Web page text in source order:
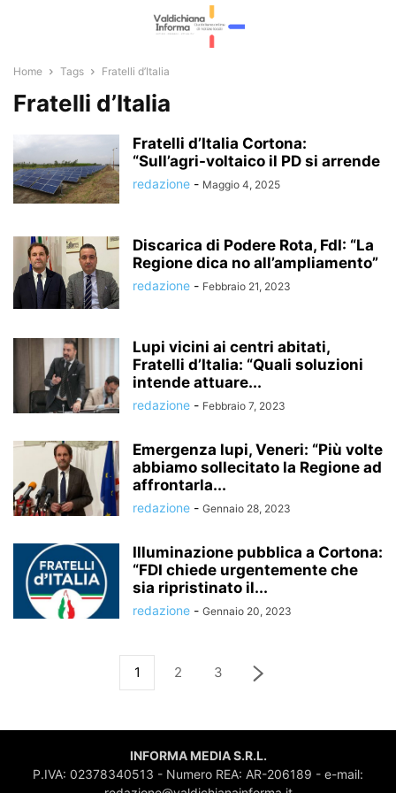
Home Tags Fratelli d’Italia
Fratelli d’Italia
Fratelli d’Italia Cortona:
“Sull’agri-voltaico il PD si arrende
redazione - Maggio 4, 2025
Discarica di Podere Rota, FdI: “La
Regione dica no all’ampliamento”
redazione - Febbraio 21, 2023
Lupi vicini ai centri abitati,
Fratelli d’Italia: “Quali soluzioni
intende attuare...
redazione - Febbraio 7, 2023
Emergenza lupi, Veneri: “Più volte
abbiamo sollecitato la Regione ad
affrontarla...
redazione - Gennaio 28, 2023
Illuminazione pubblica a Cortona:
“FDI chiede urgentemente che
sia ripristinato il...
redazione - Gennaio 20, 2023
1 2 3
INFORMA MEDIA S.R.L.
P.IVA: 02378340513 - Numero REA: AR-206189 - e-mail: